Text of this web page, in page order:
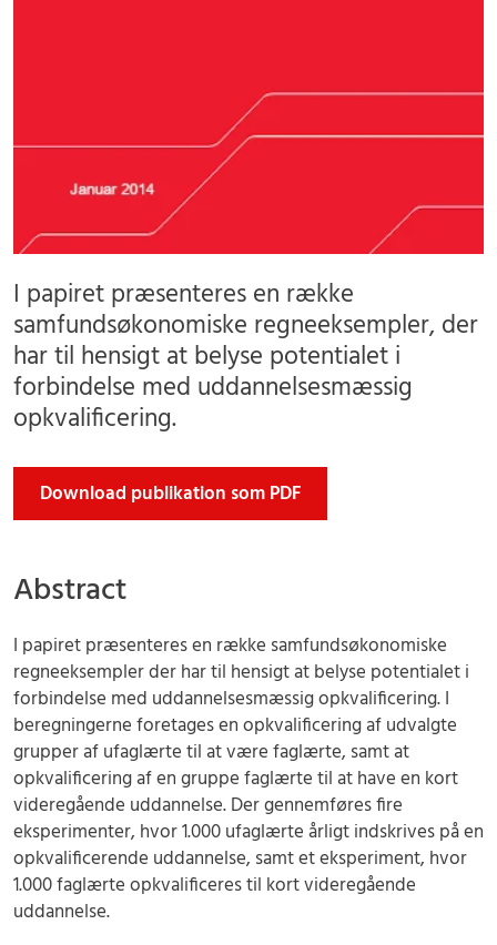
I papiret præsenteres en række
samfundsøkonomiske regneeksempler, der
har til hensigt at belyse potentialet i
forbindelse med uddannelsesmæssig
opkvalificering.
Download publikation som PDF
Abstract
I papiret præsenteres en række samfundsøkonomiske
regneeksempler der har til hensigt at belyse potentialet i
forbindelse med uddannelsesmæssig opkvalificering. I
beregningerne foretages en opkvalificering af udvalgte
grupper af ufaglærte til at være faglærte, samt at
opkvalificering af en gruppe faglærte til at have en kort
videregående uddannelse. Der gennemføres fire
eksperimenter, hvor 1.000 ufaglærte årligt indskrives på en
opkvalificerende uddannelse, samt et eksperiment, hvor
1.000 faglærte opkvalificeres til kort videregående
uddannelse.